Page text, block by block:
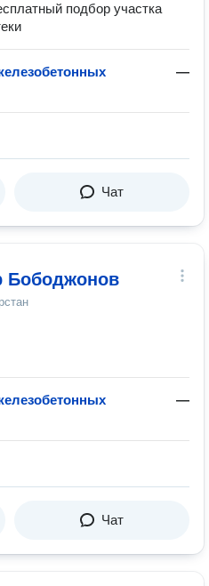
подбор участка
—
Чат
Бободжонов
—
Чат